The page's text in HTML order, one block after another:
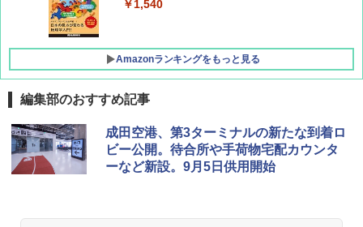
￥1,500
￥1,540
Amazonランキングをもっと見る
[キャンパーズコレクション 山善] ポップアッ
プテント 傘みたいに広げて畳める パッとサ
ッとサンシェード キューブ フルクローズ メ
ッシュ 簡単設置 ワンタッチテント キャンプ
GRANDOOR ステンレス保冷剤 2個セット 2
026リニューアル 急速冷凍 空間倍増 衛生的
コンパクト 保冷力長持ち
編集部のおすすめ記事
成田空港、第3ターミナルの新たな到着ロ
ビー公開。待合所や手荷物宅配カウンタ
ーなど新設。9月5日供用開始